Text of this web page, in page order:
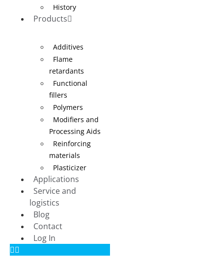
History
Products
Additives
Flame
retardants
Functional
fillers
Polymers
Modifiers and
Processing Aids
Reinforcing
materials
Plasticizer
Applications
Service and
logistics
Blog
Contact
Log In